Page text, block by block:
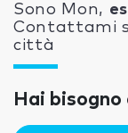
Sono Mon,
Contattami
città
Hai bisogno